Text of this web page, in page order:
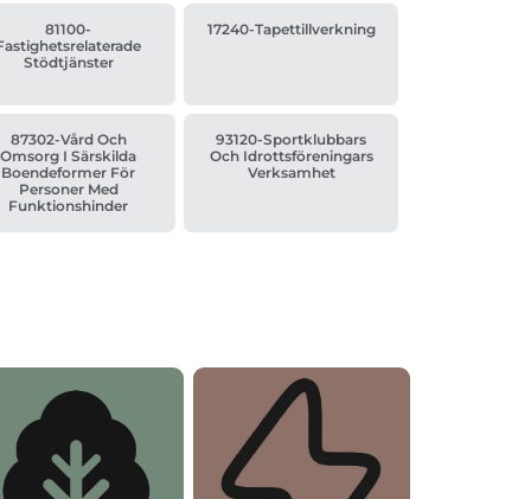
81100-
Stödtjänster
17240-Tapettillverkning
87302-Vård Och
Omsorg I Särskilda
Boendeformer För
Personer Med
Funktionshinder
93120-Sportklubbars
Och Idrottsföreningars
Verksamhet